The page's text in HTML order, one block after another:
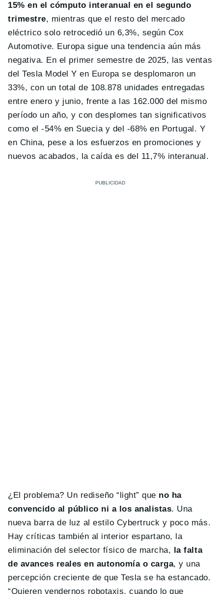
15% en el cómputo interanual en el segundo
trimestre, mientras que el resto del mercado
eléctrico solo retrocedió un 6,3%, según Cox
Automotive. Europa sigue una tendencia aún más
negativa. En el primer semestre de 2025, las ventas
del Tesla Model Y en Europa se desplomaron un
33%, con un total de 108.878 unidades entregadas
entre enero y junio, frente a las 162.000 del mismo
período un año, y con desplomes tan significativos
como el -54% en Suecia y del -68% en Portugal. Y
en China, pese a los esfuerzos en promociones y
nuevos acabados, la caída es del 11,7% interanual.
¿El problema? Un rediseño “light” que no ha
convencido al público ni a los analistas. Una
nueva barra de luz al estilo Cybertruck y poco más.
Hay críticas también al interior espartano, la
eliminación del selector físico de marcha,
la falta
de avances reales en autonomía o carga, y una
percepción creciente de que Tesla se ha estancado.
“Quieren vendernos robotaxis, cuando lo que